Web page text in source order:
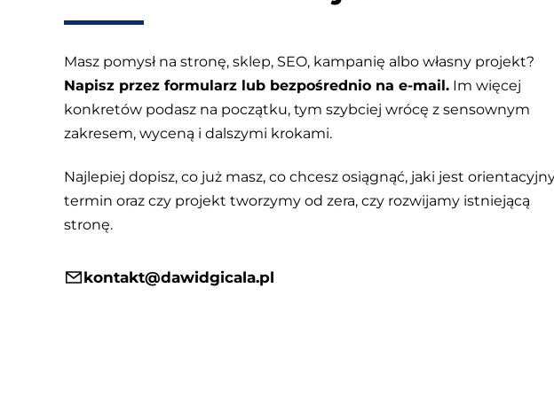
Masz pomysł na stronę, sklep, SEO, kampanię albo własny projekt?
Napisz przez formularz lub bezpośrednio na e-mail. Im więcej
konkretów podasz na początku, tym szybciej wrócę z sensownym
zakresem, wyceną i dalszymi krokami.
Najlepiej dopisz, co już masz, co chcesz osiągnąć, jaki jest
termin oraz czy projekt tworzymy od zera, czy rozwijamy istniejącą
stronę.
kontakt@dawidgicala.pl